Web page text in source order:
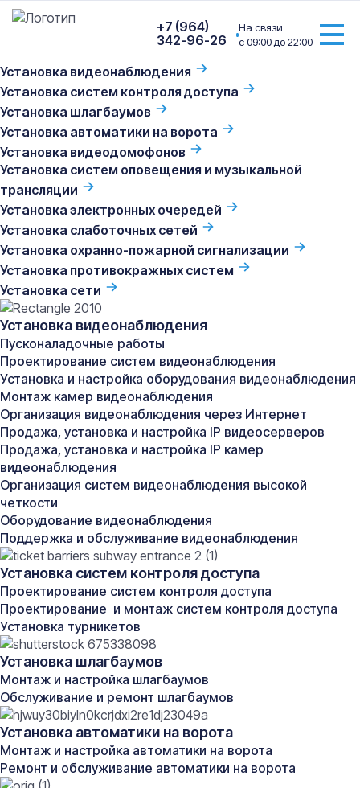
+7 (964)
342-96-26
На связи
с 09:00 до 22:00
Установка видеонаблюдения
Установка систем контроля доступа
Установка шлагбаумов
Установка автоматики на ворота
Установка видеодомофонов
Установка систем оповещения и музыкальной
трансляции
Установка электронных очередей
Установка слаботочных сетей
Установка охранно-пожарной сигнализации
Установка противокражных систем
Установка сети
Установка видеонаблюдения
Пусконаладочные работы
Проектирование систем видеонаблюдения
Установка и настройка оборудования видеонаблюдения
Монтаж камер видеонаблюдения
Организация видеонаблюдения через Интернет
Продажа, установка и настройка IP видеосерверов
Продажа, установка и настройка IP камер
видеонаблюдения
Организация систем видеонаблюдения высокой
четкости
Оборудование видеонаблюдения
Поддержка и обслуживание видеонаблюдения
Установка систем контроля доступа
Проектирование систем контроля доступа
Проектирование и монтаж систем контроля доступа
Установка турникетов
Установка шлагбаумов
Монтаж и настройка шлагбаумов
Обслуживание и ремонт шлагбаумов
Установка автоматики на ворота
Монтаж и настройка автоматики на ворота
Ремонт и обслуживание автоматики на ворота
Главная/Новости/Системы видеонаблюдения
Системы видеонаблюдения
07.03.2025
Как разобраться в параметрах камер
видеонаблюдения? За счет чего изменяется цена на
камеры видеонаблюдения? Какие камеры в каких
случаях используют?
Эти и другие вопросы задает себе человек, впервые
столкнувшийся с необходимостью выбрать камеру
видеонаблюдения.
Попробуем найти ответы и разобраться в
характеристиках камер наблюдения.
Цветная камера или черно-белая?
Цветные камеры видеонаблюдения дают
информацию о цвете, но зато стоят на порядок
дороже. Доля цветных камер составляет порядка
80% от всего установленного CCTV-оборудования
(Closed Circuit Television, CCTV — система замкнутого
телевидения). И, безусловно, будущее за цветными
камерами видеонаблюдения.
Помните, когда-то телевидение начиналось с черно-
белых экранов, мобильные телефоны были черно-
белыми. Тоже самое происходит и с монохромными
камерами видеонаблюдения. Можно сказать, что их
развитие осталось где-то в прошлом.
Новейшие разработки, такие, например, как WDR
(Wide Dynamic Range — широкий динамический
диапазон, обеспечивает четкое изображение даже
при подсветке сзади, когда интенсивность
освещения может значительно измениться) или BLC
(Back Light Compensation — компенсация встречной
засветки, обеспечивает проработку деталей в
контровом, встречном свете) применяются только в
цветных камерах.